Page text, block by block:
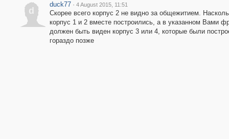
d
duck77 · 4 August 2015, 11:51
Скорее всего корпус 2 не видно за общежитием.
корпус 1 и 2 вместе построились, а в указанном Вами
должен быть виден корпус 3 или 4, которые были
гораздо позже